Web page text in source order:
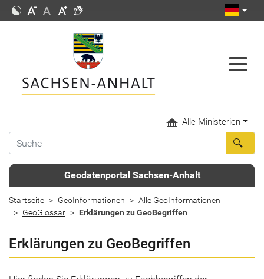
Alle Ministerien
Geodatenportal Sachsen-Anhalt
Startseite GeoInformationen
Alle GeoInformationen
GeoGlossar
Erklärungen zu GeoBegriffen
Erklärungen zu GeoBegriffen